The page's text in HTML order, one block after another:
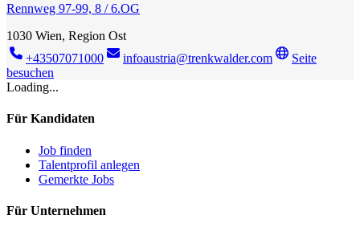
Rennweg 97-99, 8 / 6.OG
1030 Wien, Region Ost
+43507071000
infoaustria@trenkwalder.com
Seite
besuchen
Loading...
Für Kandidaten
Job finden
Talentprofil anlegen
Gemerkte Jobs
Für Unternehmen